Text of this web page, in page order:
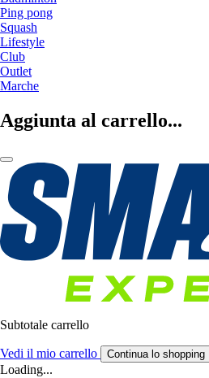
Ping pong
Squash
Lifestyle
Club
Outlet
Marche
Aggiunta al carrello...
Subtotale carrello
Vedi il mio carrello Continua lo shopping
Loading...